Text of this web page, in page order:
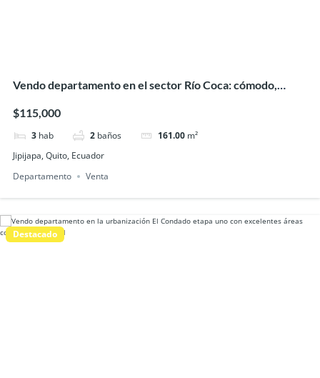
Vendo departamento en el sector Río Coca: cómodo,
$115,000
3 hab 2 baños 161.00 m²
Jipijapa, Quito, Ecuador
Departamento
Venta
Destacado